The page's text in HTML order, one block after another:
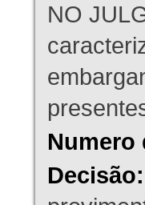
NO
Numero
Decisão: